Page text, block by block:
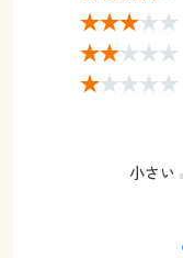
小さい